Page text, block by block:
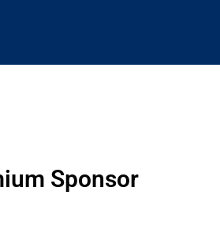
Sponsor